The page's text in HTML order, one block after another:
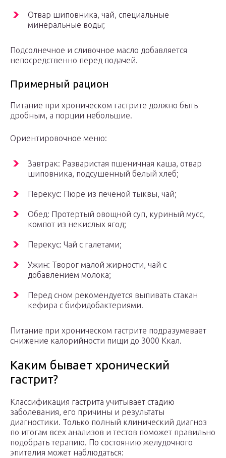
Отвар шиповника, чай, специальные
минеральные воды;
Подсолнечное и сливочное масло добавляется
непосредственно перед подачей.
Примерный рацион
Питание при хроническом гастрите должно быть
дробным, а порции небольшие.
Ориентировочное меню:
Завтрак: Разваристая пшеничная каша, отвар
шиповника, подсушенный белый хлеб;
Перекус: Пюре из печеной тыквы, чай;
Обед: Протертый овощной суп, куриный мусс,
компот из некислых ягод;
Перекус: Чай с галетами;
Ужин: Творог малой жирности, чай с
добавлением молока;
Перед сном рекомендуется выпивать стакан
кефира с бифидобактериями.
Питание при хроническом гастрите подразумевает
снижение калорийности пищи до 3000 Ккал.
Каким бывает хронический
гастрит?
Классификация гастрита учитывает стадию
заболевания, его причины и результаты
диагностики. Только полный клинический диагноз
по итогам всех анализов и тестов поможет правильно
подобрать терапию. По состоянию желудочного
эпителия может наблюдаться: